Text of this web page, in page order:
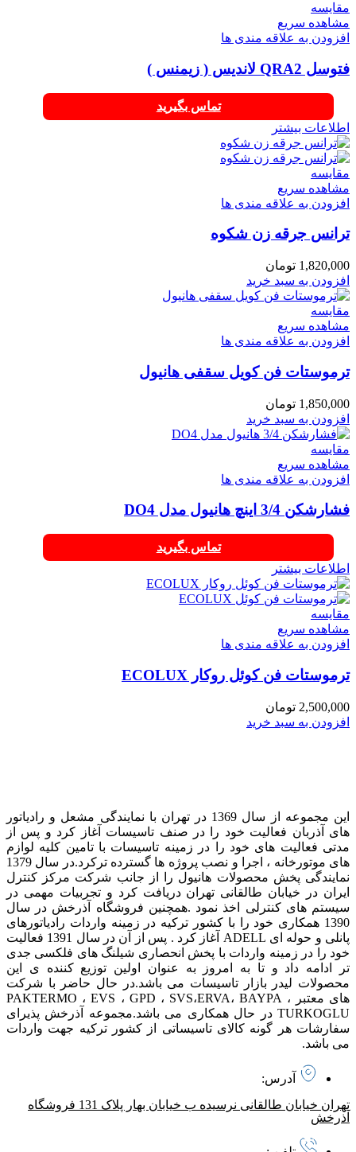
مقایسه
مشاهده سریع
افزودن به علاقه مندی ها
فتوسل QRA2 لاندیس ( زیمنس )
تماس بگیرید
اطلاعات بیشتر
مقایسه
مشاهده سریع
افزودن به علاقه مندی ها
ترانس جرقه زن شکوه
1,820,000 تومان
افزودن به سبد خرید
مقایسه
مشاهده سریع
افزودن به علاقه مندی ها
ترموستات فن کویل سقفی هانیول
1,850,000 تومان
افزودن به سبد خرید
مقایسه
مشاهده سریع
افزودن به علاقه مندی ها
فشارشکن 3/4 اینچ هانیول مدل DO4
تماس بگیرید
اطلاعات بیشتر
مقایسه
مشاهده سریع
افزودن به علاقه مندی ها
ترموستات فن کوئل روکار ECOLUX
2,500,000 تومان
افزودن به سبد خرید
این مجموعه از سال 1369 در تهران با نمایندگی مشعل و رادیاتور
های آذربان فعالیت خود را در صنف تاسیسات آغاز کرد و پس از
مدتی فعالیت های خود را در زمینه تاسیسات با تامین کلیه لوازم
های موتورخانه ، اجرا و نصب پروژه ها گسترده ترکرد. در سال 1379
نمایندگی پخش محصولات هانیول را از جانب شرکت مرکز کنترل
ایران در خیابان طالقانی تهران دریافت کرد و تجربیات مهمی در
سیستم های کنترلی اخذ نمود . همچنین فروشگاه آذرخش در سال
1390 همکاری خود را با کشور ترکیه در زمینه واردات رادیاتورهای
پانلی و حوله ای ADELL آغاز کرد . پس از آن در سال 1391 فعالیت
خود را در زمینه واردات با پخش انحصاری شیلنگ های فلکسی جدی
تر ادامه داد و تا به امروز به عنوان اولین توزیع کننده ی این
محصولات لیدر بازار تاسیسات می باشد. در حال حاضر با شرکت
های معتبر PAKTERMO ، EVS ، GPD ، SVS،ERVA، BAYPA ،
TURKOGLU در حال همکاری می باشد. مجموعه آذرخش پذیرای
سفارشات هر گونه کالای تاسیساتی از کشور ترکیه جهت واردات
می باشد.
آدرس:
تهران خیابان طالقانی نرسیده ب خیابان بهار پلاک 131 فروشگاه
آذرخش